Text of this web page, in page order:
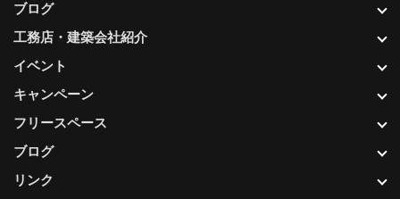
ブログ
工務店・建築会社紹介
イベント
キャンペーン
フリースペース
ブログ
リンク